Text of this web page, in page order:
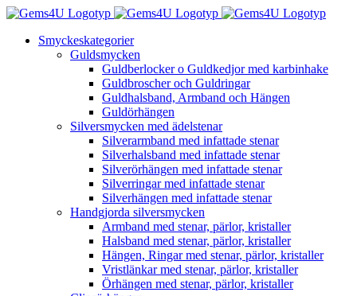
Fortsätt
innehålletSmyckeskategorier
Guldsmycken
Guldberlocker o Guldkedjor med karbinhake
Guldbroscher och Guldringar
Guldhalsband, Armband och Hängen
Guldörhängen
Silversmycken med ädelstenar
Silverarmband med infattade stenar
Silverhalsband med infattade stenar
Silverörhängen med infattade stenar
Silverringar med infattade stenar
Silverhängen med infattade stenar
Handgjorda silversmycken
Armband med stenar, pärlor, kristaller
Halsband med stenar, pärlor, kristaller
Hängen, Ringar med stenar, pärlor, kristaller
Vristlänkar med stenar, pärlor, kristaller
Örhängen med stenar, pärlor, kristaller